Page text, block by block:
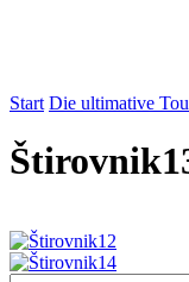
Start Die ultimative